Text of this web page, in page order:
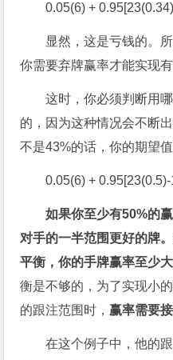
0.05(6) +
显然，这是亏钱的。
你需要弃牌赢率才能实现有
这时，你必须判断用
的，因为这种情况会不断
不是43%的话，你的期望值
0.05(6) +
如果你至少有50%的
对手的一半范围更好的牌
平衡，你的手牌赢率至少
衡是不够的，为了实现小
的跟注范围时， 赢率需要
在这个例子中，他的